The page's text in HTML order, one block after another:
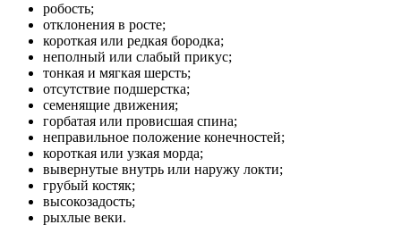
робость;
отклонения в росте;
короткая или редкая бородка;
неполный или слабый прикус;
тонкая и мягкая шерсть;
отсутствие подшерстка;
семенящие движения;
горбатая или провисшая спина;
неправильное положение конечностей;
короткая или узкая морда;
вывернутые внутрь или наружу локти;
грубый костяк;
высокозадость;
рыхлые веки.